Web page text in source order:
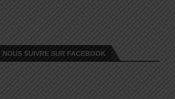
NOUS SUIVRE SUR FACEBOOK